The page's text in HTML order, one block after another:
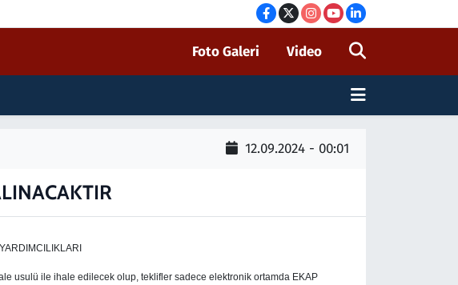
Foto Galeri Video
12.09.2024 - 00:01
usulü ile ihale edilecek olup, teklifler sadece elektronik ortamda EKAP